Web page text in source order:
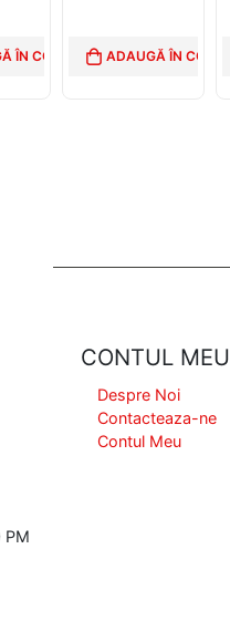
ÎN COȘ ADAUGĂ ÎN COȘ
PM
CONTUL MEU
Despre Noi
Contacteaza-ne
Contul Meu